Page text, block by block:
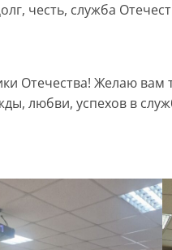
честь, служба
Отечества! Желаю вам
любви, успехов в